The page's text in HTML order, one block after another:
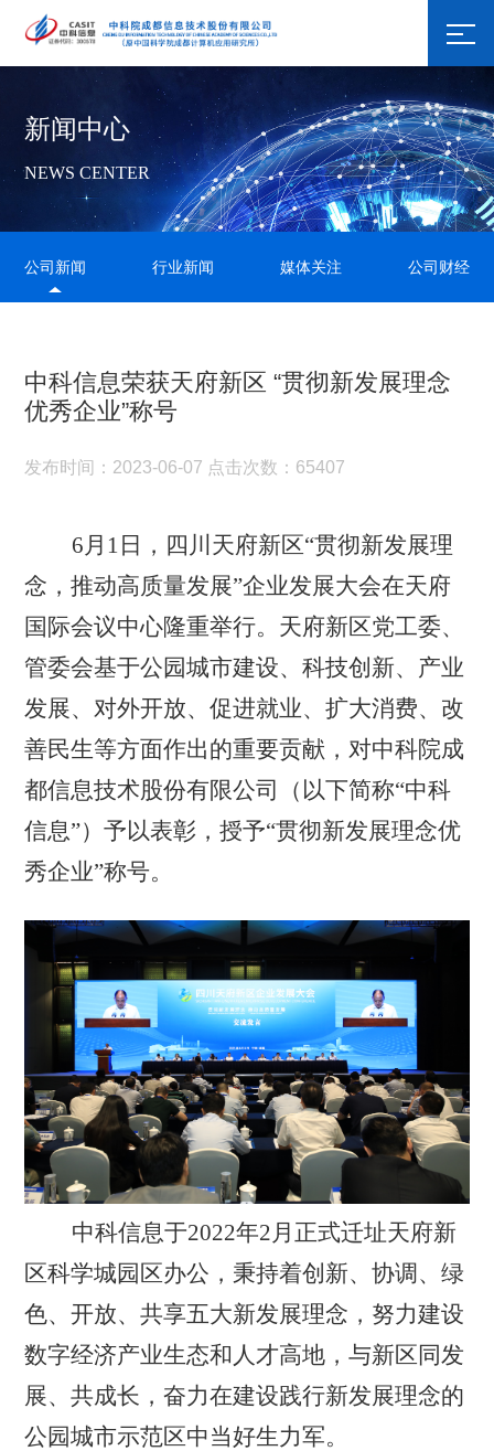
新闻中心
NEWS CENTER
公司新闻 行业新闻 媒体关注 公司财经
中科信息荣获天府新区 “贯彻新发展理念
优秀企业”称号
发布时间：2023-06-07 点击次数：65407
6月 1 日，四川天府新区“贯彻新发展理
念，推动高质量发展”企业发展大会在天府
国际会议中心隆重举行。 天府新区党工委、
管委会基于公园城市建设、科技创新、产业
发展、对外开放、促进就业、扩大消费、改
善民生等方面作出的重要贡献 ，对中科院成
都信息技术股份有限公司（以下简称“中科
信息”）予以表彰，授予“贯彻新发展理念优
秀企业”称号。
中科信息于2022年2 月正式迁址天府新
区科学城园区办公，秉持着创新、协调、绿
色、开放、共享五大新发展理念，努力建设
数字经济产业生态和人才高地，与新区同发
展、共成长，奋力在建设践行新发展理念的
公园城市示范区中当好生力军。